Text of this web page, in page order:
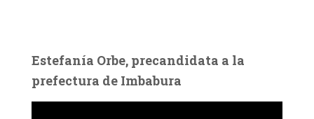
Estefanía Orbe, precandidata a la
prefectura de Imbabura